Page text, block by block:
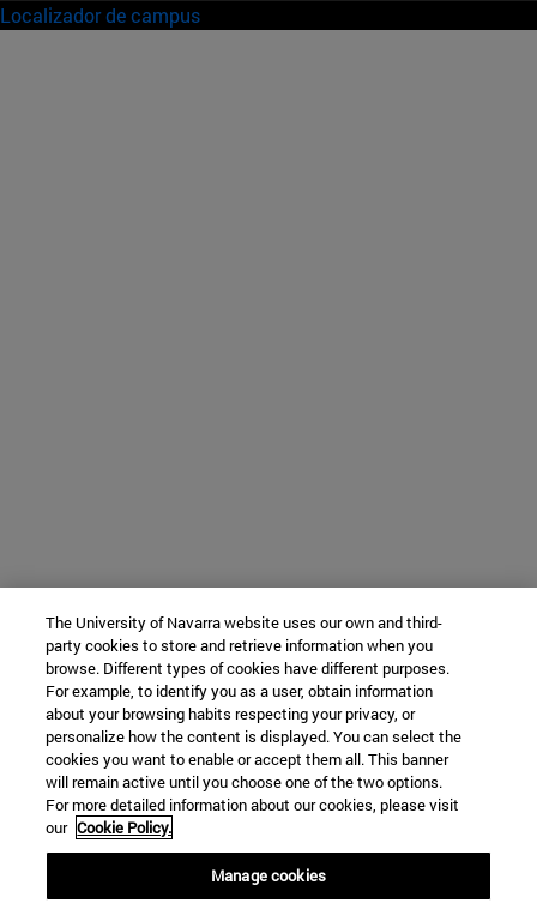
Localizador de campus
The University of Navarra website uses our own and third-
party cookies to store and retrieve information when you
browse. Different types of cookies have different purposes.
For example, to identify you as a user, obtain information
about your browsing habits respecting your privacy, or
personalize how the content is displayed. You can select the
cookies you want to enable or accept them all. This banner
will remain active until you choose one of the two options.
For more detailed information about our cookies, please visit
our Cookie Policy.
Manage cookies